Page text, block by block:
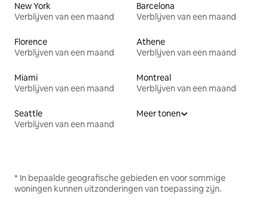
New York
Verblijven van een maand
Barcelona
Verblijven van een maand
Florence
Verblijven van een maand
Athene
Verblijven van een maand
Miami
Verblijven van een maand
Montreal
Verblijven van een maand
Seattle
Verblijven van een maand
Meer tonen
* In bepaalde geografische gebieden en voor sommige
woningen kunnen uitzonderingen van toepassing zijn.